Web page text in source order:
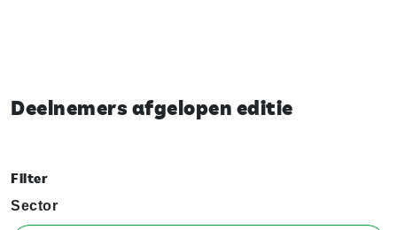
Deelnemers afgelopen editie
Filter
Sector